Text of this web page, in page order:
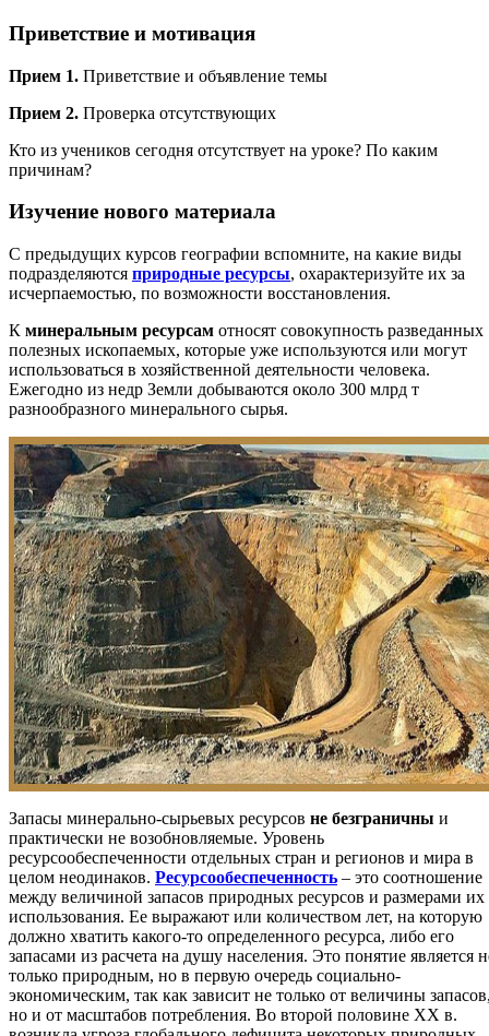
Приветствие и мотивация
Прием 1. Приветствие и объявление темы
Прием 2. Проверка отсутствующих
Кто из учеников сегодня отсутствует на уроке? По каким
причинам?
Изучение нового материала
С предыдущих курсов географии вспомните, на какие виды
подразделяются природные ресурсы, охарактеризуйте их за
исчерпаемостью, по возможности восстановления.
К минеральным ресурсам относят совокупность разведанных
полезных ископаемых, которые уже используются или могут
использоваться в хозяйственной деятельности человека.
Ежегодно из недр Земли добываются около 300 млрд т
разнообразного минерального сырья.
Запасы минерально-сырьевых ресурсов не безграничны и
практически не возобновляемые. Уровень
ресурсообеспеченности отдельных стран и регионов и мира в
целом неодинаков. Ресурсообеспеченность – это соотношение
между величиной запасов природных ресурсов и размерами их
использования. Ее выражают или количеством лет, на которую
должно хватить какого-то определенного ресурса, либо его
запасами из расчета на душу населения. Это понятие является
только природным, но в первую очередь социально-
экономическим, так как зависит не только от величины
но и от масштабов потребления. Во второй половине XX в.